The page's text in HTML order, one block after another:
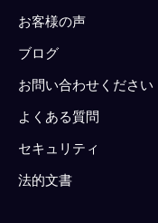
お客様の声
ブログ
お問い合わせください
よくある質問
セキュリティ
法的文書